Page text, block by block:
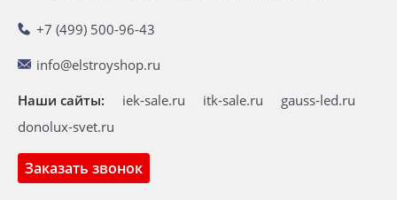
+7 (499) 500-96-43
info@elstroyshop.ru
Заказать звонок
Наши сайты: iek-sale.ru itk-sale.ru
gauss-led.ru
donolux-svet.ru